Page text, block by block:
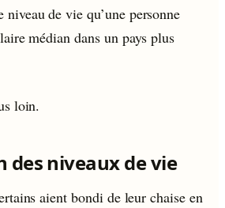
niveau de vie qu’une personne
médian dans un pays plus
loin.
des niveaux de vie
aient bondi de leur chaise en